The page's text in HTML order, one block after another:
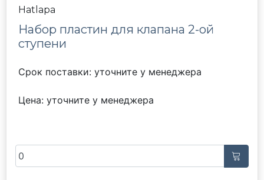
Hatlapa
Набор пластин для клапана 2-ой
ступени
Срок поставки: уточните у менеджера
Цена: уточните у менеджера